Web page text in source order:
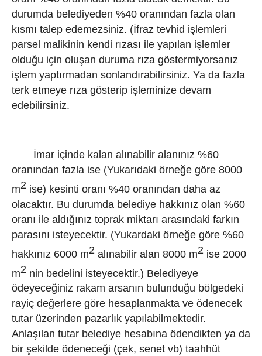
durumda belediyeden %40 oranından fazla olan
kısmı talep edemezsiniz. (İfraz tevhid işlemleri
parsel malikinin kendi rızası ile yapılan işlemler
olduğu için oluşan duruma rıza göstermiyorsanız
işlem yaptırmadan sonlandırabilirsiniz. Ya da fazla
terk etmeye rıza gösterip işleminize devam
edebilirsiniz.
İmar içinde kalan alınabilir alanınız %60
oranından fazla ise (Yukarıdaki örneğe göre 8000
m2 ise) kesinti oranı %40 oranından daha az
olacaktır. Bu durumda belediye hakkınız olan %60
oranı ile aldığınız toprak miktarı arasındaki farkın
parasını isteyecektir. (Yukardaki örneğe göre %60
hakkınız 6000 m2 alınabilir alan 8000 m2 ise 2000
m2 nin bedelini isteyecektir.) Belediyeye
ödeyeceğiniz rakam arsanın bulunduğu bölgedeki
rayiç değerlere göre hesaplanmakta ve ödenecek
tutar üzerinden pazarlık yapılabilmektedir.
Anlaşılan tutar belediye hesabına ödendikten ya da
bir şekilde ödeneceği (çek, senet vb) taahhüt